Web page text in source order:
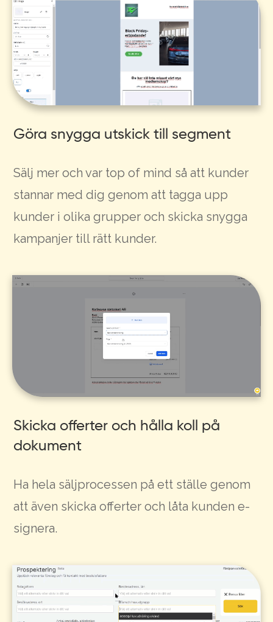
Göra snygga utskick till segment
Sälj mer och var top of mind så att kunder
stannar med dig genom att tagga upp
kunder i olika grupper och skicka snygga
kampanjer till rätt kunder.
Skicka offerter och hålla koll på
dokument
Ha hela säljprocessen på ett ställe genom
att även skicka offerter och låta kunden e-
signera.